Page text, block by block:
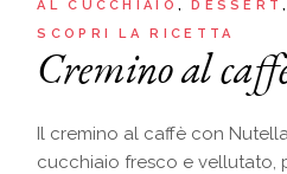
AL CUCCHIAIO DESSERT
SCOPRI LA RICETTA
Cremino al
Il cremino al caffè con
cucchiaio fresco e vellutato,